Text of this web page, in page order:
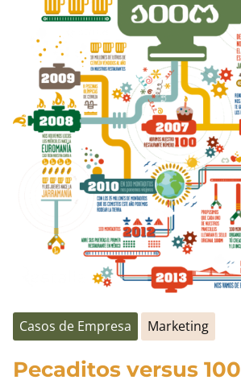
Casos de Empresa Marketing
Pecaditos versus 100